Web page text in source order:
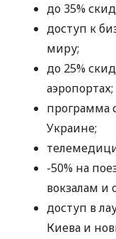
до 35%
доступ к
миру;
до 25%
аэропортах;
программа
Украине;
-50% на
вокзалам и
доступ в
Киева и